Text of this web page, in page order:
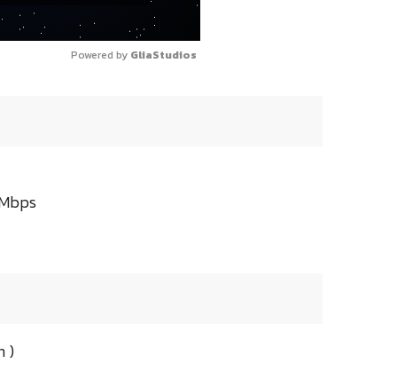
Powered by GliaStudios
)